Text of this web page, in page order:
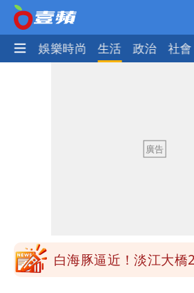
熱門 娛樂時尚 生活 政治 社會
慧芝：今年的送立院
穿中國貨內褲逛街「
晚至明下午受影響
白海豚逼近！淡江大橋